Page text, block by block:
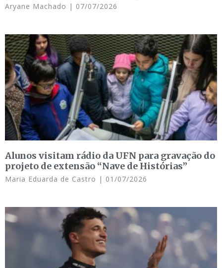
Aryane Machado 07/07/2026
Alunos visitam rádio da UFN para gravação do
projeto de extensão “Nave de Histórias”
Maria Eduarda de Castro 01/07/2026